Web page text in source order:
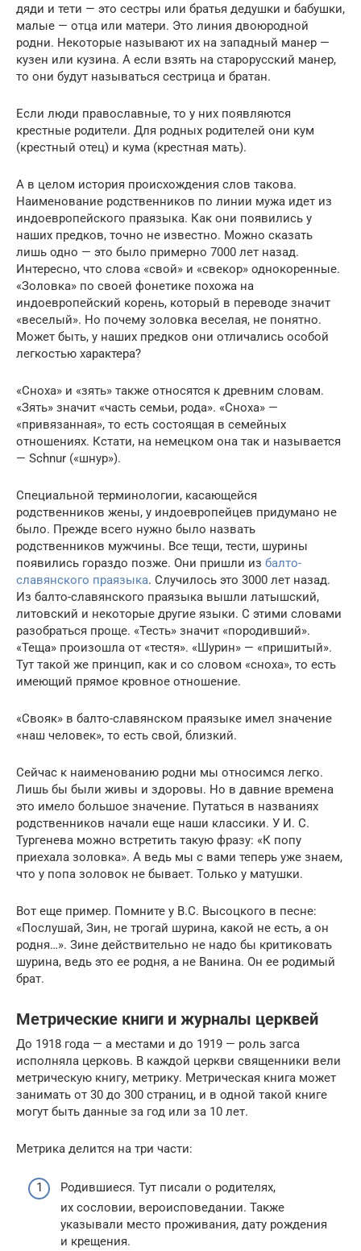
дяди и тети — это сестры или братья дедушки и бабушки,
малые — отца или матери. Это линия двоюродной
родни. Некоторые называют их на западный манер —
кузен или кузина. А если взять на старорусский манер,
то они будут называться сестрица и братан.
Если люди православные, то у них появляются
крестные родители. Для родных родителей они кум
(крестный отец) и кума (крестная мать).
А в целом история происхождения слов такова.
Наименование родственников по линии мужа идет из
индоевропейского праязыка. Как они появились у
наших предков, точно не известно. Можно сказать
лишь одно — это было примерно 7000 лет назад.
Интересно, что слова «свой» и «свекор» однокоренные.
«Золовка» по своей фонетике похожа на
индоевропейский корень, который в переводе значит
«веселый». Но почему золовка веселая, не понятно.
Может быть, у наших предков они отличались особой
легкостью характера?
«Сноха» и «зять» также относятся к древним словам.
«Зять» значит «часть семьи, рода». «Сноха» —
«привязанная», то есть состоящая в семейных
отношениях. Кстати, на немецком она так и называется
— Schnur («шнур»).
Специальной терминологии, касающейся
родственников жены, у индоевропейцев придумано не
было. Прежде всего нужно было назвать
родственников мужчины. Все тещи, тести, шурины
появились гораздо позже. Они пришли из балто-
славянского праязыка. Случилось это 3000 лет назад.
Из балто-славянского праязыка вышли латышский,
литовский и некоторые другие языки. С этими словами
разобраться проще. «Тесть» значит «породивший».
«Теща» произошла от «тестя». «Шурин» — «пришитый».
Тут такой же принцип, как и со словом «сноха», то есть
имеющий прямое кровное отношение.
«Свояк» в балто-славянском праязыке имел значение
«наш человек», то есть свой, близкий.
Сейчас к наименованию родни мы относимся легко.
Лишь бы были живы и здоровы. Но в давние времена
это имело большое значение. Путаться в названиях
родственников начали еще наши классики. У И. С.
Тургенева можно встретить такую фразу: «К попу
приехала золовка». А ведь мы с вами теперь уже знаем,
что у попа золовок не бывает. Только у матушки.
Вот еще пример. Помните у В.С. Высоцкого в песне:
«Послушай, Зин, не трогай шурина, какой не есть, а он
родня…». Зине действительно не надо бы критиковать
шурина, ведь это ее родня, а не Ванина. Он ее родимый
брат.
Метрические книги и журналы церквей
До 1918 года — а местами и до 1919 — роль загса
исполняла церковь. В каждой церкви священники вели
метрическую книгу, метрику. Метрическая книга может
занимать от 30 до 300 страниц, и в одной такой книге
могут быть данные за год или за 10 лет.
Метрика делится на три части:
Родившиеся. Тут писали о родителях,
их сословии, вероисповедании. Также
указывали место проживания, дату рождения
и крещения.